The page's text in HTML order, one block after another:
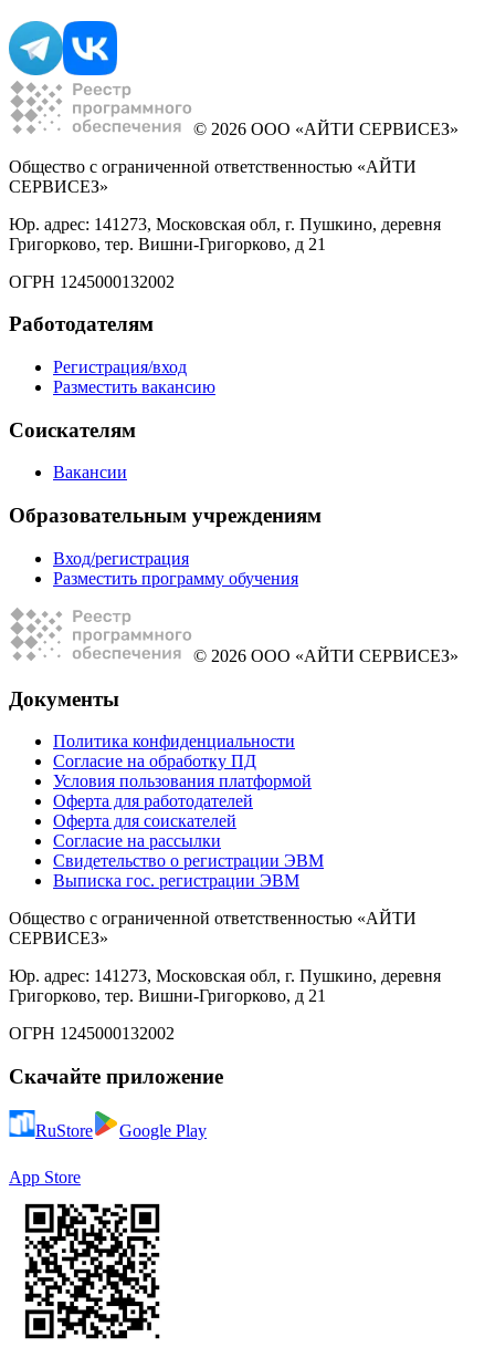
© 2026 ООО «АЙТИ СЕРВИСЕЗ»
Общество с ограниченной ответственностью «АЙТИ
СЕРВИСЕЗ»
Юр. адрес: 141273, Московская обл, г. Пушкино, деревня
Григорково, тер. Вишни-Григорково, д 21
ОГРН 1245000132002
Работодателям
Регистрация/вход
Разместить вакансию
Соискателям
Вакансии
Образовательным учреждениям
Вход/регистрация
Разместить программу обучения
© 2026 ООО «АЙТИ СЕРВИСЕЗ»
Документы
Политика конфиденциальности
Согласие на обработку ПД
Условия пользования платформой
Оферта для работодателей
Оферта для соискателей
Согласие на рассылки
Свидетельство о регистрации ЭВМ
Выписка гос. регистрации ЭВМ
Общество с ограниченной ответственностью «АЙТИ
СЕРВИСЕЗ»
Юр. адрес: 141273, Московская обл, г. Пушкино, деревня
Григорково, тер. Вишни-Григорково, д 21
ОГРН 1245000132002
Скачайте приложение
RuStore Google Play
App Store